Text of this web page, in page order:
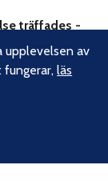
träffades -
upplevelsen av
fungerar,läs